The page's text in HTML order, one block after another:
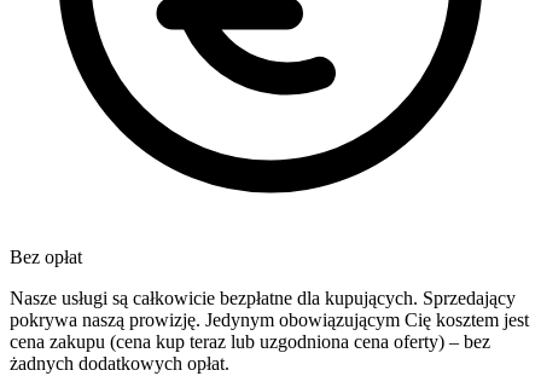
Bez opłat
Nasze usługi są całkowicie bezpłatne dla kupujących. Sprzedający
pokrywa naszą prowizję. Jedynym obowiązującym Cię kosztem jest
cena zakupu (cena kup teraz lub uzgodniona cena oferty) – bez
żadnych dodatkowych opłat.